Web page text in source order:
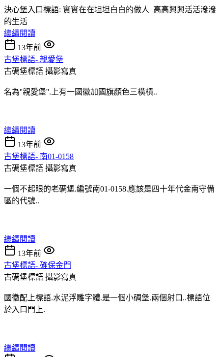
決心堡入口標語: 實實在在坦坦白白的做人 高高興興活活潑潑
的生活
繼續閱讀
13年前
古堡標語- 親愛堡
古碉堡標語 攝影寫真
名為''親愛堡''.上有一國徽加國旗顏色三橫槓..
繼續閱讀
13年前
古堡標語- 南01-0158
古碉堡標語 攝影寫真
一個不起眼的老碉堡.編號南01-0158.應該是四十年代金南守備
區的代號..
繼續閱讀
13年前
古堡標語- 確保金門
古碉堡標語 攝影寫真
國徽配上標語.水泥浮雕字體.是一個小碉堡.兩個射口..標語位
於入口門上.
繼續閱讀